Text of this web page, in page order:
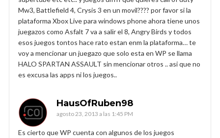
Mw3, Battlefield 4, Crysis 3 en un movil???? por favor si la
plataforma Xbox Live para windows phone ahora tiene unos
juegazos como Asfalt 7 va a salir el 8, Angry Birds y todos
esos juegos tontos hace rato estan enm la plataforma… te
voy a mencionar un juegazo que solo esta en WP se llama
HALO SPARTAN ASSAULT sin mencionar otros .. asi que no
es excusa las apps ni los juegos..
HausOfRuben98
agosto 23, 2013 a las 1:45 PM
Es cierto que WP cuenta con algunos de los juegos